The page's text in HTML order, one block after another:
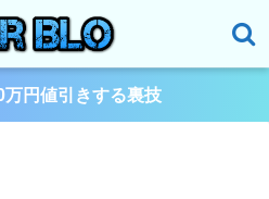
万円値引きする裏技